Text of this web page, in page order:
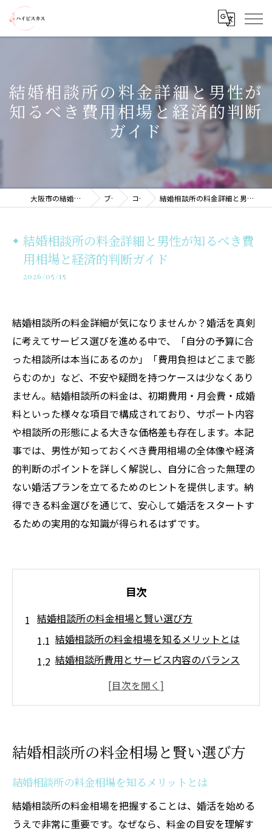
結婚相談所の料金詳細と男性が
知るべき費用相場と経済的判断
ガイド
大阪市の結婚相談所ならハイビスカス ブログ コラム 結婚相談所の料金詳細と男性が知るべき費用相場と経済的判断ガイド
結婚相談所の料金詳細と男性が知るべき費
用相場と経済的判断ガイド
2026/05/15
結婚相談所の料金詳細が気になりませんか？婚活を真剣
に考えてサービス選びを進める中で、「自分の予算に合
った相談所は本当にあるのか」「費用負担はどこまで膨
らむのか」など、不安や疑問を持つケースは少なくあり
ません。結婚相談所の料金は、初期費用・月会費・成婚
料といった様々な項目で構成されており、サポート内容
や相談所の形態による大きな価格差も存在します。本記
事では、男性が知っておくべき費用相場の全体像や経済
的判断のポイントを詳しく解説し、自分に合った無理の
ない婚活プランを立てるためのヒントを提供します。納
得できる料金選びを通じて、安心して婚活をスタートす
るための実用的な知識が得られるはずです。
目次
結婚相談所の料金相場と賢い選び方
結婚相談所の料金相場を知るメリットとは
結婚相談所費用とサービス内容のバランス
結婚相談所の金の無駄回避ポイント解説
予算に応じた結婚相談所費用の見極め方
結婚相談所の費用相場を予算で賢く把握
自分に合う結婚相談所費用プランの見極め
術
結婚相談所の入会金相場と無駄な出費対策
結婚相談所の料金相場と賢い選び方
結婚相談所の料金相場を知るメリットとは
結婚相談所の料金相場を把握することは、婚活を始める
うえで非常に重要です。なぜなら、料金の目安を理解す